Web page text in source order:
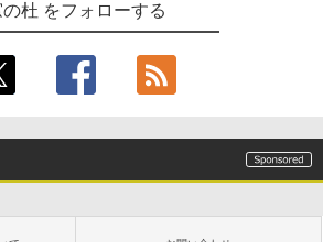
の杜 をフォローする